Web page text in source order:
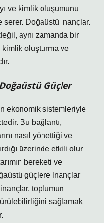
ve kimlik oluşumunu
serer. Doğaüstü inançlar,
aynı zamanda bir
oluşturma ve
Güçler
ekonomik sistemleriyle
Bu bağlantı,
nasıl yönettiği ve
üzerinde etkili olur.
bereketi ve
güçlere inançlar
toplumun
sağlamak